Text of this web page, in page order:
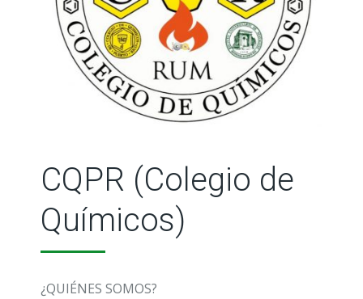
CQPR (Colegio de
Químicos)
¿QUIÉNES SOMOS?